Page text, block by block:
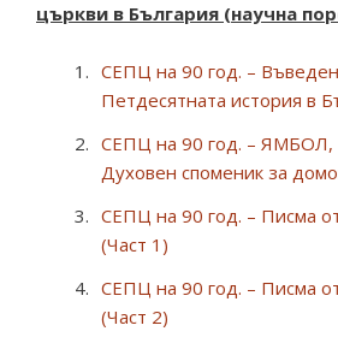
църкви в България (научна
СЕПЦ на 90 год. –
Петдесятната история в
СЕПЦ на 90 год. –
Духовен споменик за
СЕПЦ на 90 год. – Писма
(Част 1)
СЕПЦ на 90 год. – Писма
(Част 2)